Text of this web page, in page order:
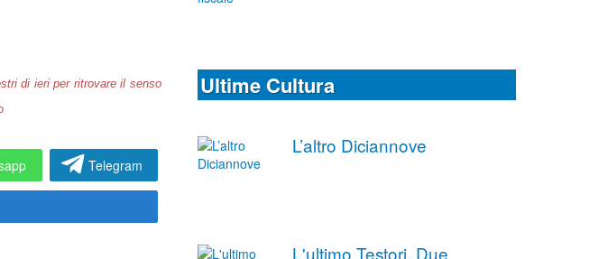
di ieri per ritrovare il senso
Telegram
Ultime Cultura
L’altro Diciannove
L'ultimo Testori. Due